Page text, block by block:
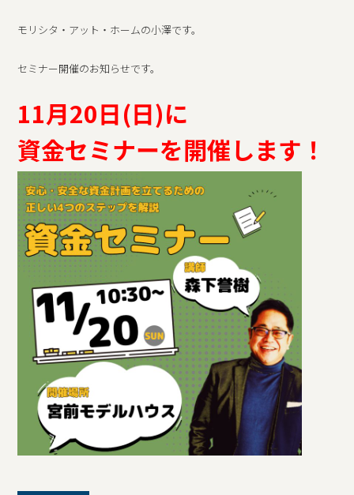
モリシタ・アット・ホームの小澤です。
セミナー開催のお知らせです。
11月20日(日)に
資金セミナーを開催します！